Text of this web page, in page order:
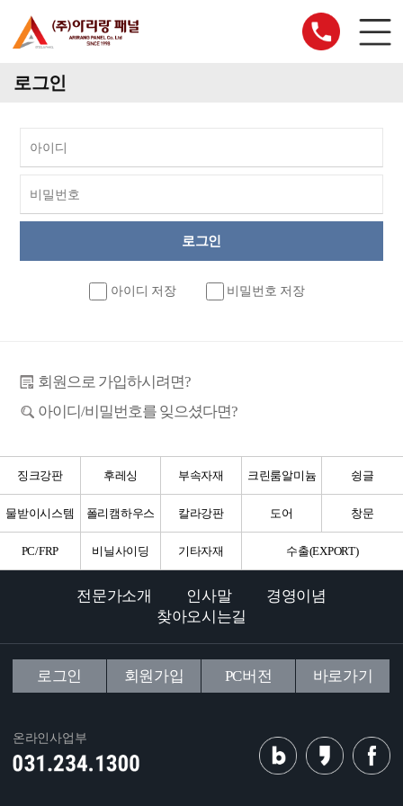
로그인
아이디 저장 비밀번호 저장
회원으로 가입하시려면?
아이디/비밀번호를 잊으셨다면?
징크강판 후레싱 부속자재 크린룸알미늄 슁글
물받이시스템 폴리캠하우스 칼라강판 도어 창문
PC/FRP 비닐사이딩 기타자재 수출(EXPORT)
전문가소개 인사말
경영이념
찾아오시는길
로그인 회원가입 PC버전 바로가기
온라인사업부